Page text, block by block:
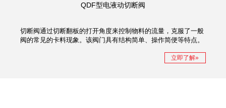
QDF型电液动切断阀
切断阀通过切断翻板的打开角度来控制物料的流量，克服了一般
阀的常见的卡料现象。该阀门具有结构简单、操作简便等特点。
立即了解»